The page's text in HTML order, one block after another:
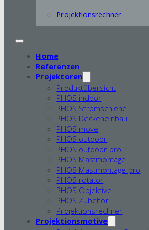
Projektionsrechner
Home
Referenzen
Projektoren
Produktübersicht
PHOS indoor
PHOS Stromschiene
PHOS Deckeneinbau
PHOS move
PHOS outdoor
PHOS outdoor pro
PHOS Mastmontage
PHOS Mastmontage pro
PHOS rotator
PHOS Objektive
PHOS Zubehör
Projektionsrechner
Projektionsmotive